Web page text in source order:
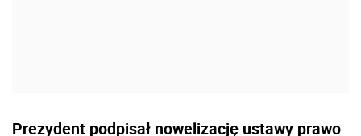
Prezydent podpisał nowelizację ustawy prawo